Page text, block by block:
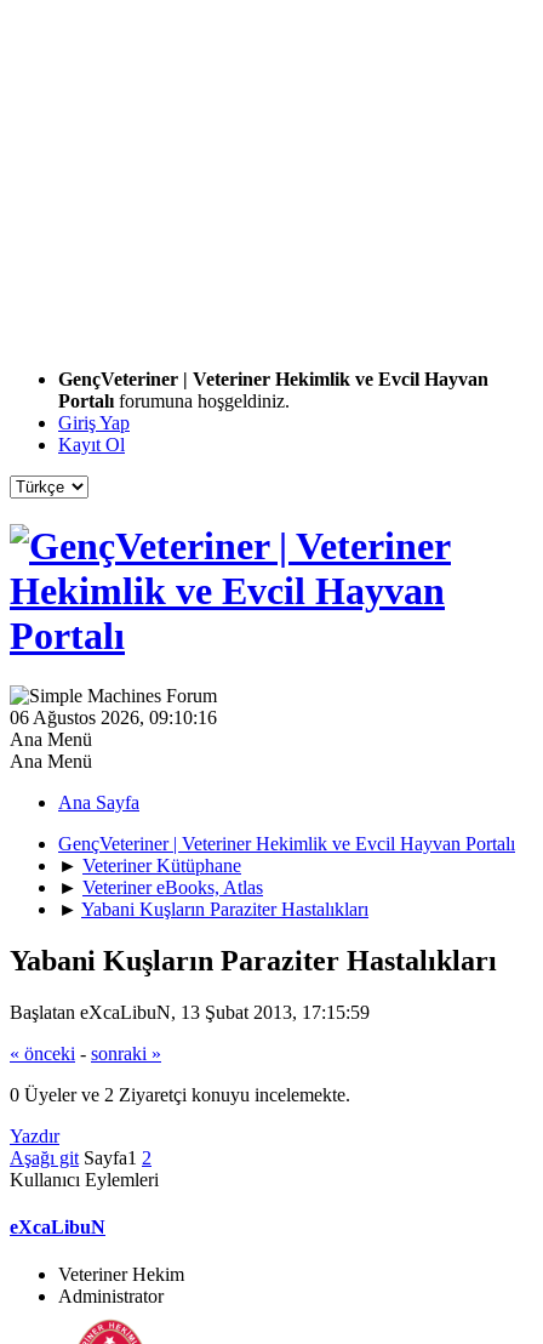
GençVeteriner | Veteriner Hekimlik ve Evcil Hayvan
Portalı forumuna hoşgeldiniz.
Giriş Yap
Kayıt Ol
06 Ağustos 2026, 09:10:16
Ana Menü
Ana Menü
Ana Sayfa
GençVeteriner | Veteriner Hekimlik ve Evcil Hayvan Portalı
► Veteriner Kütüphane
► Veteriner eBooks, Atlas
► Yabani Kuşların Paraziter Hastalıkları
Yabani Kuşların Paraziter Hastalıkları
Başlatan eXcaLibuN, 13 Şubat 2013, 17:15:59
« önceki - sonraki »
0 Üyeler ve 2 Ziyaretçi konuyu incelemekte.
Yazdır
Aşağı git Sayfa1 2
Kullanıcı Eylemleri
eXcaLibuN
Veteriner Hekim
Administrator